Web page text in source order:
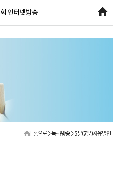
홈으로> 녹화방송 >5분(7분)자유발언